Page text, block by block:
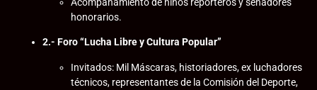
honorarios.
2.- Foro “Lucha Libre y Cultura Popular”
Invitados: Mil Máscaras, historiadores, ex luchadores
técnicos, representantes de la Comisión del Deporte,